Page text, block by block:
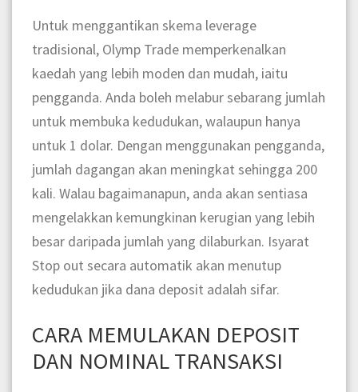
Untuk menggantikan skema leverage
tradisional, Olymp Trade memperkenalkan
kaedah yang lebih moden dan mudah, iaitu
pengganda. Anda boleh melabur sebarang jumlah
untuk membuka kedudukan, walaupun hanya
untuk 1 dolar. Dengan menggunakan pengganda,
jumlah dagangan akan meningkat sehingga 200
kali. Walau bagaimanapun, anda akan sentiasa
mengelakkan kemungkinan kerugian yang lebih
besar daripada jumlah yang dilaburkan. Isyarat
Stop out secara automatik akan menutup
kedudukan jika dana deposit adalah sifar.
CARA MEMULAKAN DEPOSIT
DAN NOMINAL TRANSAKSI